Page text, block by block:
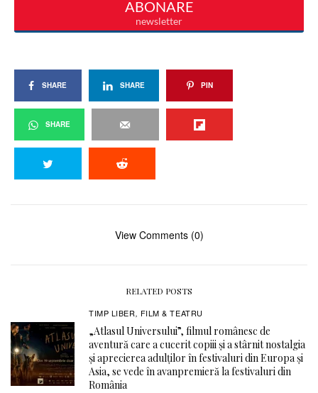
SHARE SHARE PIN
SHARE
View Comments (0)
RELATED POSTS
TIMP LIBER, FILM & TEATRU
„Atlasul Universului”, filmul românesc de
aventură care a cucerit copiii și a stârnit nostalgia
și aprecierea adulților în festivaluri din Europa și
Asia, se vede în avanpremieră la festivaluri din
România